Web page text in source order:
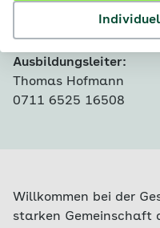
Bewerbungsfrist:
Ausbildungsbeginn:
Fachgebiet: Ausbildung
Ausbildungsleiter:
Thomas Hofmann
0711 6525 16508
Willkommen bei der
starken Gemeinschaft